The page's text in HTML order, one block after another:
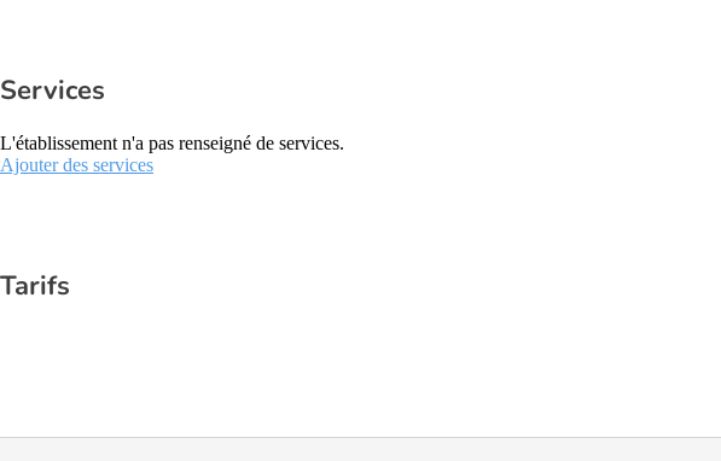
Services
L'établissement n'a pas renseigné de services.
Ajouter des services
Tarifs